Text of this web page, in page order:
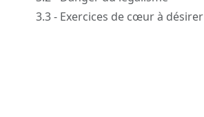
3.3 - Exercices de cœur à désirer